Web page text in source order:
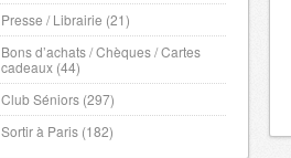
Presse / Librairie (21)
Bons d’achats / Chèques / Cartes
cadeaux (44)
Club Séniors (297)
Sortir à Paris (182)